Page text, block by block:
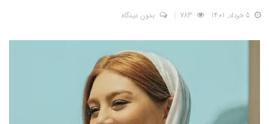
5 خرداد, 1401 بدون دیدگاه